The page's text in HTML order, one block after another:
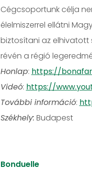
Cégcsoportunk célja
élelmiszerrel ellátni
biztosítani az elhivatott
révén a régió
Honlap: https://
Videó: https://
További információ:
Székhely: Budapest
Bonduelle